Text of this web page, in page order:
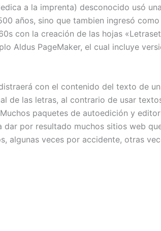
a la imprenta) desconocido usó
años, sino que tambien ingresó
con la creación de las hojas
Aldus PageMaker, el cual incluye
con el contenido del texto de
de las letras, al contrario de usar
paquetes de autoedición y
por resultado muchos sitios web
algunas veces por accidente, otras